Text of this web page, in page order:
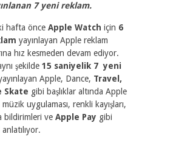
7 yeni reklam.
hafta önce Apple Watch için 6
yayınlayan Apple reklam
hız kesmeden devam ediyor.
şekilde 15 saniyelik 7 yeni
Apple, Dance, Travel,
Skate gibi başlıklar altında Apple
müzik uygulaması, renkli kayışları,
bildirimleri ve Apple Pay gibi